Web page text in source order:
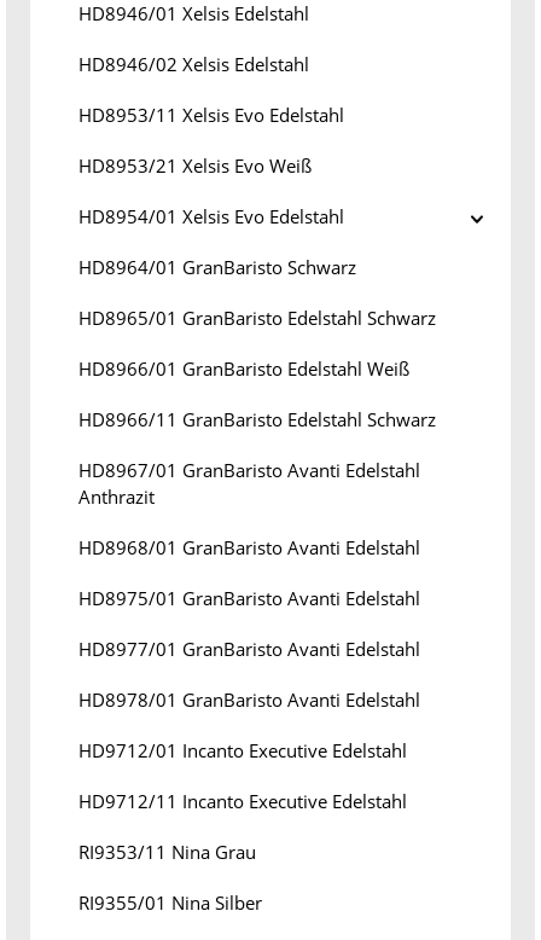
HD8946/01 Xelsis Edelstahl
HD8946/02 Xelsis Edelstahl
HD8953/11 Xelsis Evo Edelstahl
HD8953/21 Xelsis Evo Weiß
HD8954/01 Xelsis Evo Edelstahl
HD8964/01 GranBaristo Schwarz
HD8965/01 GranBaristo Edelstahl Schwarz
HD8966/01 GranBaristo Edelstahl Weiß
HD8966/11 GranBaristo Edelstahl Schwarz
HD8967/01 GranBaristo Avanti Edelstahl
Anthrazit
HD8968/01 GranBaristo Avanti Edelstahl
HD8975/01 GranBaristo Avanti Edelstahl
HD8977/01 GranBaristo Avanti Edelstahl
HD8978/01 GranBaristo Avanti Edelstahl
HD9712/01 Incanto Executive Edelstahl
HD9712/11 Incanto Executive Edelstahl
RI9353/11 Nina Grau
RI9355/01 Nina Silber